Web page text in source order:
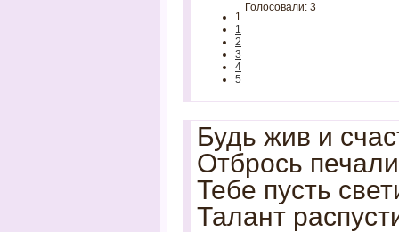
1
1
2
3
4
5
Голосовали: 3
Будь жив и
Отбрось
Тебе пусть
Талант